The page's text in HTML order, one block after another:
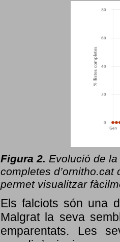
Figura 2. Evolució de la
completes d’ornitho.cat
permet visualitzar
Els falciots són una
Malgrat la seva
emparentats. Les